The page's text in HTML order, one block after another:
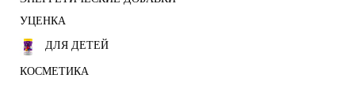
УЦЕНКА
ДЛЯ ДЕТЕЙ
КОСМЕТИКА